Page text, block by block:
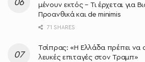
μένουν εκτός – Τι έρχεται για
Προανθικά και de minimis
71 SHARES
Τσίπρας: «Η Ελλάδα πρέπει να
λευκές επιταγές στον Τραμπ»